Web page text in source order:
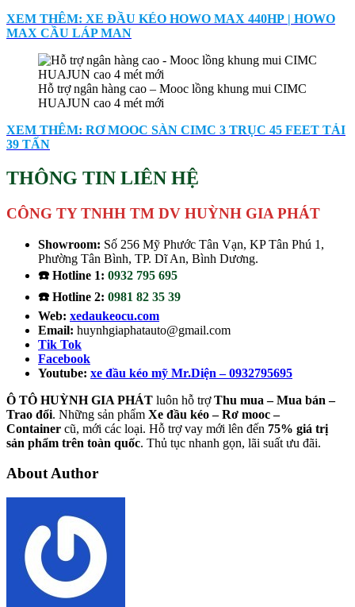
XEM THÊM: XE ĐẦU KÉO HOWO MAX 440HP | HOWO
MAX CẦU LÁP MAN
Hỗ trợ ngân hàng cao – Mooc lồng khung mui CIMC
HUAJUN cao 4 mét mới
XEM THÊM: RƠ MOOC SÀN CIMC 3 TRỤC 45 FEET TẢI
39 TẤN
THÔNG TIN LIÊN HỆ
CÔNG TY TNHH TM DV HUỲNH GIA PHÁT
Showroom: Số 256 Mỹ Phước Tân Vạn, KP Tân Phú 1,
Phường Tân Bình, TP. Dĩ An, Bình Dương.
☎️ Hotline 1: 0932 795 695
☎️ Hotline 2: 0981 82 35 39
Web: xedaukeocu.com
Email: huynhgiaphatauto@gmail.com
Tik Tok
Facebook
Youtube: xe đầu kéo mỹ Mr.Diện – 0932795695
Ô TÔ HUỲNH GIA PHÁT luôn hỗ trợThu mua – Mua bán –
Trao đổi. Những sản phẩm Xe đầu kéo – Rơ mooc –
Container cũ, mới các loại. Hỗ trợ vay mới lên đến 75% giá trị
sản phẩm trên toàn quốc. Thủ tục nhanh gọn, lãi suất ưu đãi.
About Author